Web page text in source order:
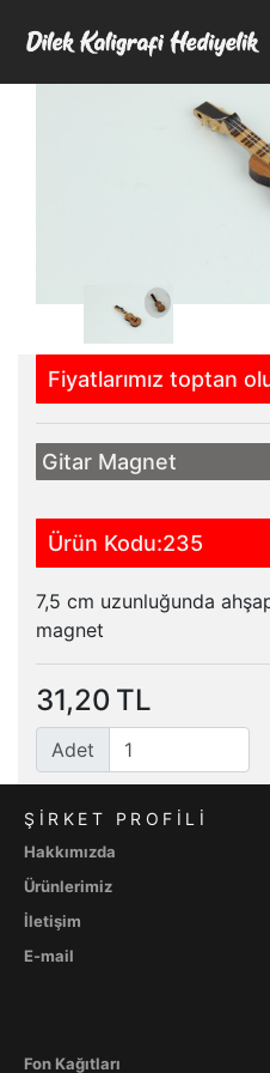
Fiyatlarımız toptan
Gitar Magnet
Ürün Kodu:235
7,5 cm uzunluğunda
magnet
31,20 TL
Adet
ŞIRKET PROFILI
Hakkımızda
Ürünlerimiz
İletişim
E-mail
Fon Kağıtları